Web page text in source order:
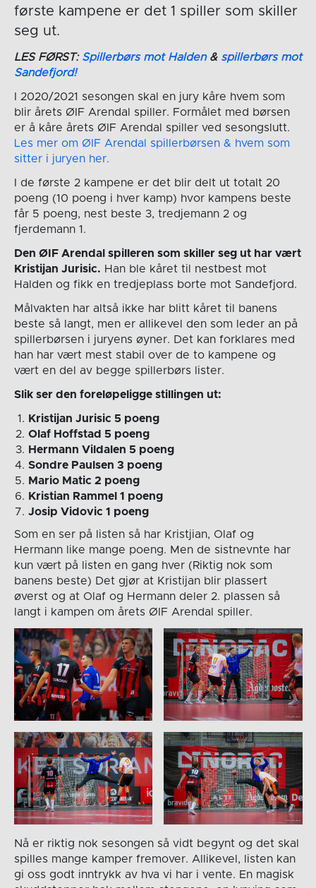
første kampene er det 1 spiller som skiller
seg ut.
LES FØRST: Spillerbørs mot Halden& spillerbørs mot
Sandefjord!
I 2020/2021 sesongen skal en jury kåre hvem som
blir årets ØIF Arendal spiller. Formålet med børsen
er å kåre årets ØIF Arendal spiller ved sesongslutt.
Les mer om ØIF Arendal spillerbørsen & hvem som
sitter i juryen her.
I de første 2 kampene er det blir delt ut totalt 20
poeng (10 poeng i hver kamp) hvor kampens beste
får 5 poeng, nest beste 3, tredjemann 2 og
fjerdemann 1.
Den ØIF Arendal spilleren som skiller seg ut har vært
Kristijan Jurisic. Han ble kåret til nestbest mot
Halden og fikk en tredjeplass borte mot Sandefjord.
Målvakten har altså ikke har blitt kåret til banens
beste så langt, men er allikevel den som leder an på
spillerbørsen i juryens øyner. Det kan forklares med
han har vært mest stabil over de to kampene og
vært en del av begge spillerbørs lister.
Slik ser den foreløpeligge stillingen ut:
Kristijan Jurisic 5 poeng
Olaf Hoffstad 5 poeng
Hermann Vildalen 5 poeng
Sondre Paulsen 3 poeng
Mario Matic 2 poeng
Kristian Rammel 1 poeng
Josip Vidovic 1 poeng
Som en ser på listen så har Kristjian, Olaf og
Hermann like mange poeng. Men de sistnevnte har
kun vært på listen en gang hver (Riktig nok som
banens beste) Det gjør at Kristijan blir plassert
øverst og at Olaf og Hermann deler 2. plassen så
langt i kampen om årets ØIF Arendal spiller.
Nå er riktig nok sesongen så vidt begynt og det skal
spilles mange kamper fremover. Allikevel, listen kan
gi oss godt inntrykk av hva vi har i vente. En magisk